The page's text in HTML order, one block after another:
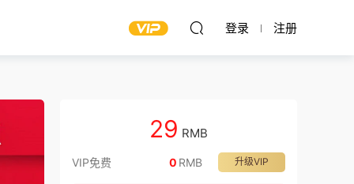
登录 注册
29 RMB
VIP免费 升级VIP
0 RMB